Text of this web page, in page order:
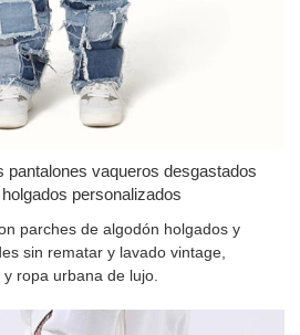
pantalones vaqueros desgastados
personalizados
parches de algodón holgados y
sin rematar y lavado vintage,
ropa urbana de lujo.